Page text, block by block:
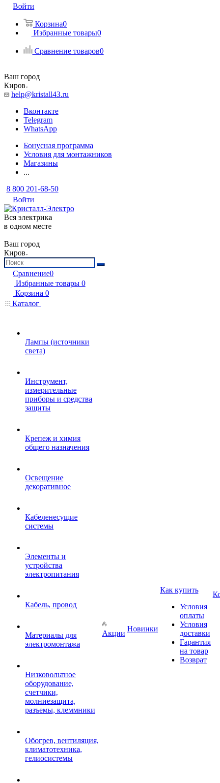
Войти
Корзина0
Избранные товары0
Сравнение товаров0
Ваш город
Киров
help@kristall43.ru
Вконтакте
Telegram
WhatsApp
Бонусная программа
Условия для монтажников
Магазины
...
8 800 201-68-50
Войти
Вся электрика
в одном месте
Ваш город
Киров
Сравнение0
Избранные товары 0
Корзина 0
Каталог
Лампы (источники
света)
Инструмент,
измерительные
приборы и средства
защиты
Крепеж и химия
общего назначения
Освещение
декоративное
Кабеленесущие
системы
Элементы и
устройства
электропитания
Кабель, провод
Материалы для
электромонтажа
Низковольтное
оборудование,
счетчики,
молниезащита,
разъемы, клеммники
Обогрев, вентиляция,
климатотехника,
гелиосистемы
Акции
Новинки
Как купить
Условия
оплаты
Условия
доставки
Гарантия
на товар
Возврат